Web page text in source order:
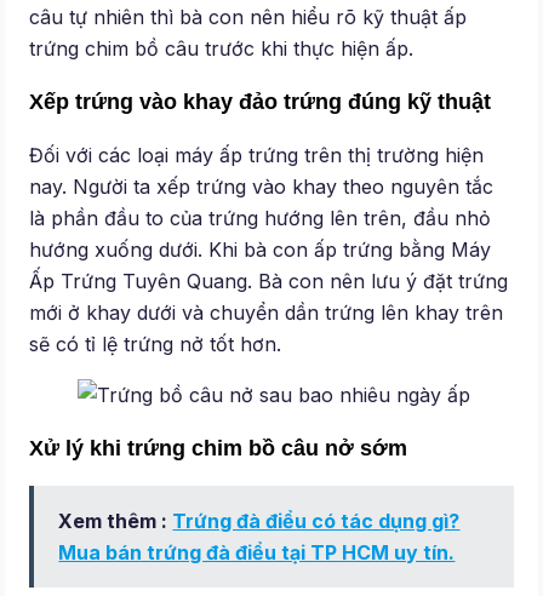
câu tự nhiên thì bà con nên hiểu rõ kỹ thuật ấp
trứng chim bồ câu trước khi thực hiện ấp.
Xếp trứng vào khay đảo trứng đúng kỹ thuật
Đối với các loại máy ấp trứng trên thị trường hiện
nay. Người ta xếp trứng vào khay theo nguyên tắc
là phần đầu to của trứng hướng lên trên, đầu nhỏ
hướng xuống dưới. Khi bà con ấp trứng bằng Máy
Ấp Trứng Tuyên Quang. Bà con nên lưu ý đặt trứng
mới ở khay dưới và chuyển dần trứng lên khay trên
sẽ có tỉ lệ trứng nở tốt hơn.
Xử lý khi trứng chim bồ câu nở sớm
Xem thêm : Trứng đà điểu có tác dụng gì?
Mua bán trứng đà điểu tại TP HCM uy tín.